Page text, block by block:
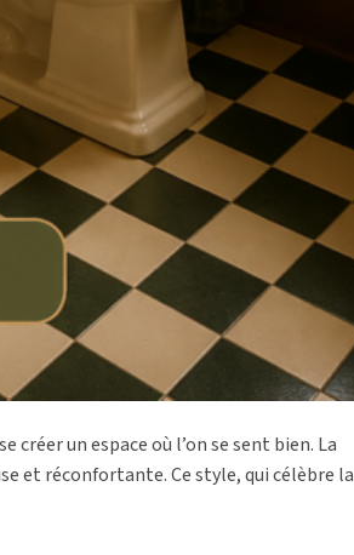
un espace où l’on se sent bien. La
et réconfortante. Ce style, qui célèbre la